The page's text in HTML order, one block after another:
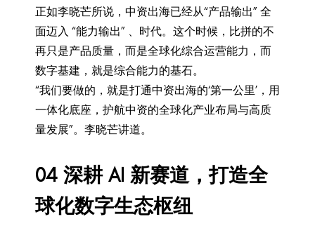
正如李晓芒所说，中资出海已经从“产品输出” 全
面迈入 “能力输出” 、时代。这个时候，比拼的不
再只是产品质量，而是全球化综合运营能力，而
数字基建，就是综合能力的基石。
“我们要做的，就是打通中资出海的‘第一公里’，用
一体化底座，护航中资的全球化产业布局与高质
量发展”。李晓芒讲道。
04 深耕 AI 新赛道，打造全
球化数字生态枢纽